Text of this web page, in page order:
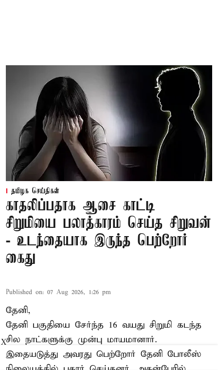
தமிழக செய்திகள்
காதலிப்பதாக ஆசை காட்டி
சிறுமியை பலாத்காரம் செய்த சிறுவன்
- உடந்தையாக இருந்த பெற்றோர்
கைது
Published on: 07 Aug 2026, 1:26 pm
தேனி,
தேனி பகுதியை சேர்ந்த 16 வயது சிறுமி கடந்த
சில நாட்களுக்கு முன்பு மாயமானார்.
இதையடுத்து அவரது பெற்றோர் தேனி போலீஸ்
X